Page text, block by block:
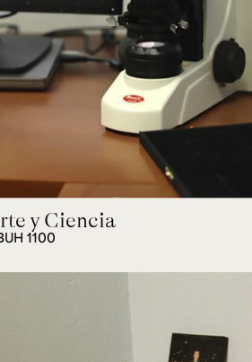
y Ciencia
1100